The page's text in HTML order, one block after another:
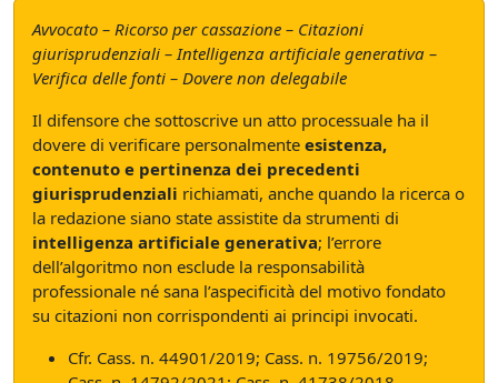
Avvocato – Ricorso per cassazione – Citazioni
giurisprudenziali – Intelligenza artificiale generativa –
Verifica delle fonti – Dovere non delegabile
Il difensore che sottoscrive un atto processuale ha il
dovere di verificare personalmente esistenza,
contenuto e pertinenza dei precedenti
giurisprudenziali richiamati, anche quando la ricerca o
la redazione siano state assistite da strumenti di
intelligenza artificiale generativa; l’errore
dell’algoritmo non esclude la responsabilità
professionale né sana l’aspecificità del motivo fondato
su citazioni non corrispondenti ai principi invocati.
Cfr. Cass. n. 44901/2019; Cass. n. 19756/2019;